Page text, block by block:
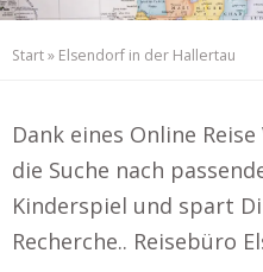
Start» Elsendorf in der Hallertau
Dank eines Online
die Suche nach
Kinderspiel und spart
Recherche.. Reisebüro